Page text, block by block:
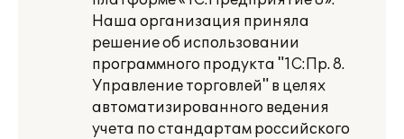
Наша организация приняла
решение об использовании
программного продукта "1С:Пр. 8.
Управление торговлей" в целях
автоматизированного ведения
учета по стандартам российского